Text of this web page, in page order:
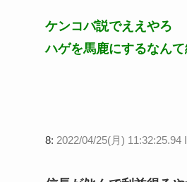
ケンコバ説でええやろ
ハゲを馬鹿にするなん
8: 2022/04/25(月) 11:32:25.94